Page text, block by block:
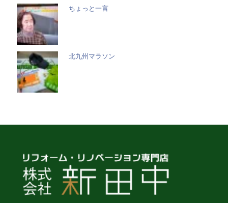
ちょっと一言
北九州マラソン